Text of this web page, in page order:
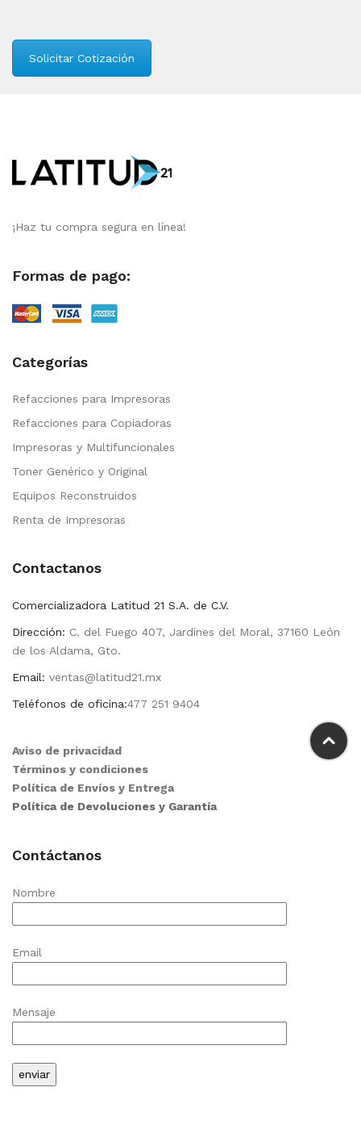
Solicitar Cotización
¡Haz tu compra segura en línea!
Formas de pago:
Categorías
Refacciones para Impresoras
Refacciones para Copiadoras
Impresoras y Multifuncionales
Toner Genérico y Original
Equipos Reconstruidos
Renta de Impresoras
Contactanos
Comercializadora Latitud 21 S.A. de C.V.
Dirección: C. del Fuego 407, Jardines del Moral, 37160 León
de los Aldama, Gto.
Email: ventas@latitud21.mx
Teléfonos de oficina:477 251 9404
Aviso de privacidad
Términos y condiciones
Política de Envíos y Entrega
Política de Devoluciones y Garantía
Contáctanos
Nombre
Email
Mensaje